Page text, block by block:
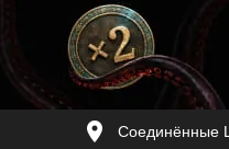
Соединённые